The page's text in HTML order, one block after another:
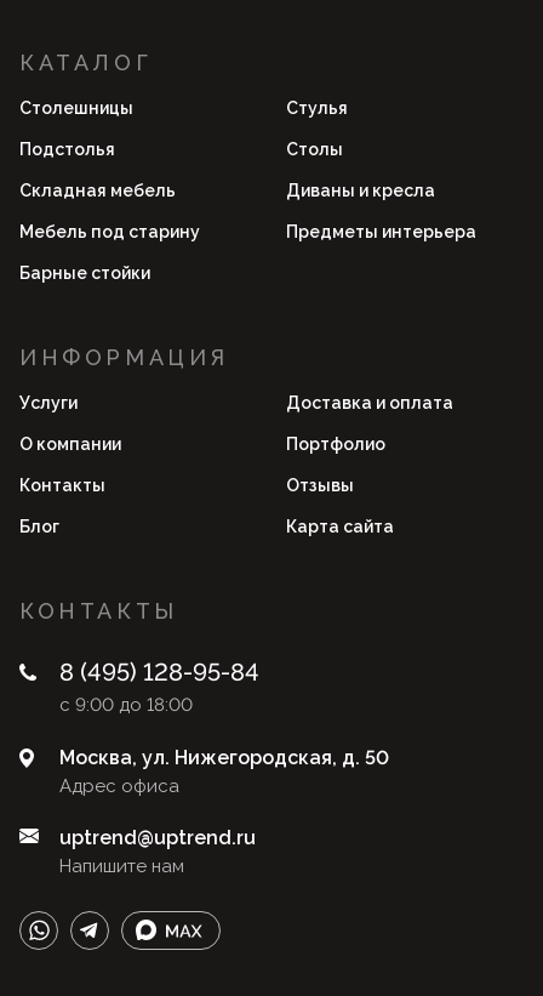
КАТАЛОГ
Столешницы Стулья
Подстолья Столы
Складная мебель Диваны и кресла
Мебель под старину Предметы интерьера
Барные стойки
ИНФОРМАЦИЯ
Услуги Доставка и оплата
О компании Портфолио
Контакты Отзывы
Блог Карта сайта
КОНТАКТЫ
8 (495) 128-95-84
с 9:00 до 18:00
Адрес офиса
Москва, ул. Нижегородская, д. 50
Напишите нам
uptrend@uptrend.ru